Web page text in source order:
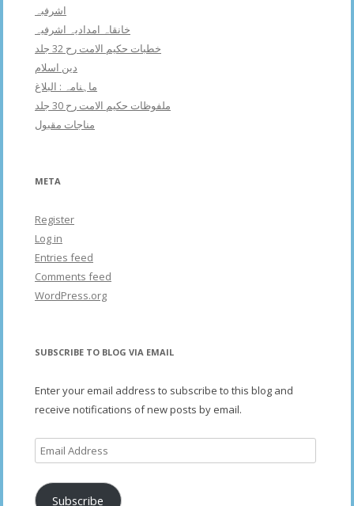
اشرفبہ
خانقاہ امدادیہ اشرفیہ
خطبات حکیم الامت رح 32 جلد
دین اسلام
ماہنامہ : البلاغ
ملفوظات حکیم الامت رح 30 جلد
مناجات مقبول
META
Register
Log in
Entries feed
Comments feed
WordPress.org
SUBSCRIBE TO BLOG VIA EMAIL
Enter your email address to subscribe to this blog and
receive notifications of new posts by email.
Email
Address
Subscribe